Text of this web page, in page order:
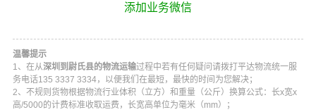
添加业务微信
温馨提示
1、在从深圳到尉氏县的物流运输过程中若有任何疑问请拨打 平达物流统一服
务电话135 3337 3334，以便我们在最短，最快的时间为您解决；
2、不规则货物根据物流行业体积（立方）和重量（公斤）换算公式：长x宽x
高/5000的计费标准收取运费，长宽高单位为毫米（mm）；